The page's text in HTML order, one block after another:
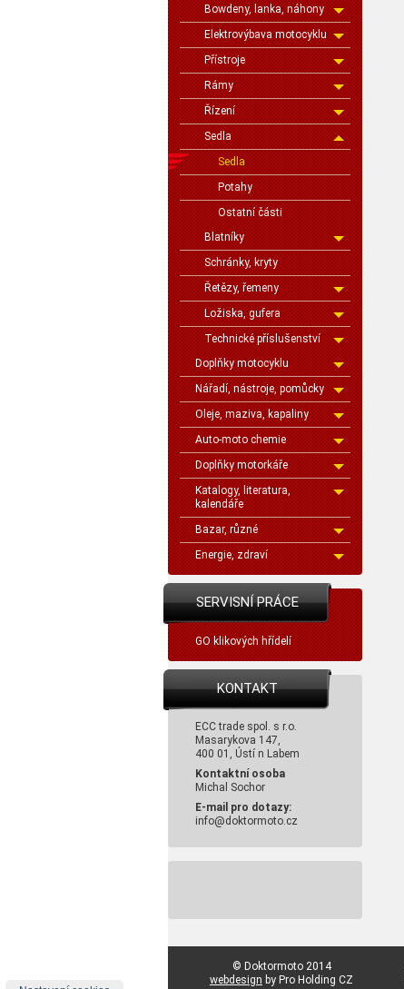
Bowdeny, lanka, náhony
Elektrovýbava motocyklu
Přístroje
Rámy
Řízení
Sedla
Sedla
Potahy
Ostatní části
Blatníky
Schránky, kryty
Řetězy, řemeny
Ložiska, gufera
Technické příslušenství
Doplňky motocyklu
Nářadí, nástroje, pomůcky
Oleje, maziva, kapaliny
Auto-moto chemie
Doplňky motorkáře
Katalogy, literatura,
kalendáře
Bazar, různé
Energie, zdraví
SERVISNÍ PRÁCE
GO klikových hřídelí
KONTAKT
ECC trade spol. s r.o.
Masarykova 147,
400 01, Ústí n Labem
Kontaktní osoba
Michal Sochor
E-mail pro dotazy:
info@doktormoto.cz
© Doktormoto 2014
webdesign by Pro Holding CZ